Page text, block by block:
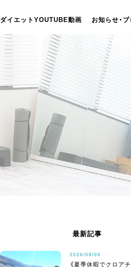
ダイエットYOUTUBE動画 お知らせ・
最新記事
2026/08/06
《夏季休暇でクロア